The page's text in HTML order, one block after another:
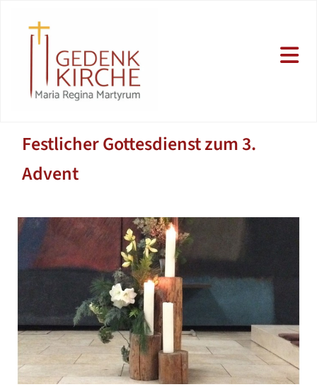
Festlicher Gottesdienst zum 3.
Advent